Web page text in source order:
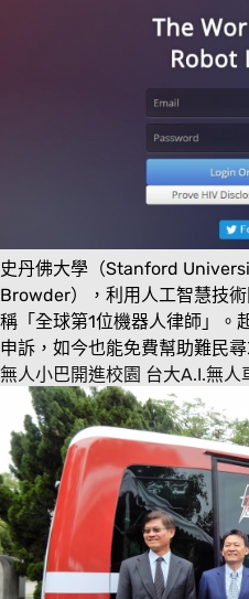
史丹佛大學（Stanford
Browder），利用人工智慧技
稱「全球第1位機器人律師」。
申訴，如今也能免費幫助難民尋
無人小巴開進校園 台大A.I.無人